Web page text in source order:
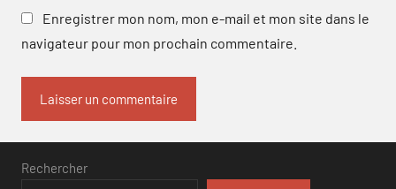
Enregistrer mon nom, mon e-mail et mon site dans le
navigateur pour mon prochain commentaire.
Rechercher